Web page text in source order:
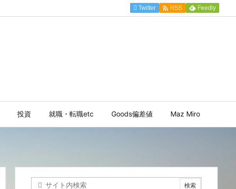
投資 就職・転職etc Goods偏差値 Maz Miro
Twitter  RSS Feedly